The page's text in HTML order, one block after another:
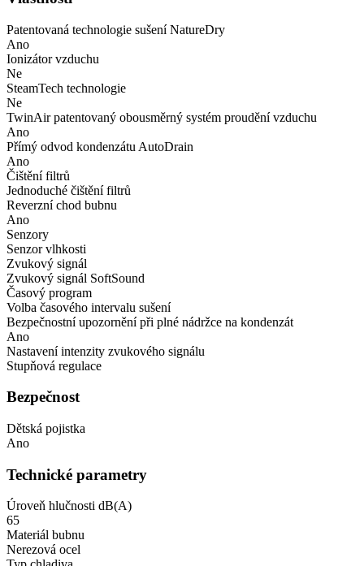
Patentovaná technologie sušení NatureDry
Ano
Ionizátor vzduchu
Ne
SteamTech technologie
Ne
TwinAir patentovaný obousměrný systém proudění vzduchu
Ano
Přímý odvod kondenzátu AutoDrain
Ano
Čištění filtrů
Jednoduché čištění filtrů
Reverzní chod bubnu
Ano
Senzory
Senzor vlhkosti
Zvukový signál
Zvukový signál SoftSound
Časový program
Volba časového intervalu sušení
Bezpečnostní upozornění při plné nádržce na kondenzát
Ano
Nastavení intenzity zvukového signálu
Stupňová regulace
Bezpečnost
Dětská pojistka
Ano
Technické parametry
Úroveň hlučnosti dB(A)
65
Materiál bubnu
Nerezová ocel